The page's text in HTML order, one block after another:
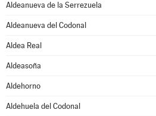
Aldeanueva de la Serrezuela
Aldeanueva del Codonal
Aldea Real
Aldeasoña
Aldehorno
Aldehuela del Codonal